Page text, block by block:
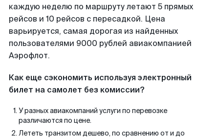
каждую неделю по маршруту летают 5 прямых
рейсов и 10 рейсов с пересадкой. Цена
варьируется, самая дорогая из найденных
пользователями 9000 рублей авиакомпанией
Аэрофлот.
Как еще сэкономить используя электронный
билет на самолет без комиссии?
У разных авиакомпаний услуги по перевозке
различаются по цене.
Лететь транзитом дешево, по сравнению от и до